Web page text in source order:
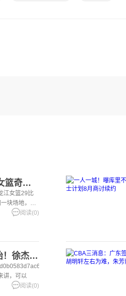
两场狂输154分，6连败彻底躺平！女篮奇葩乱象，读懂李月汝坚决不回国
江女篮29比
块场地，黑
阅读(0)
广东男篮大动作？杜锋离开只是开始！徐杰锁定顶薪，周鹏职务曝光
>
讲，可以
阅读(0)